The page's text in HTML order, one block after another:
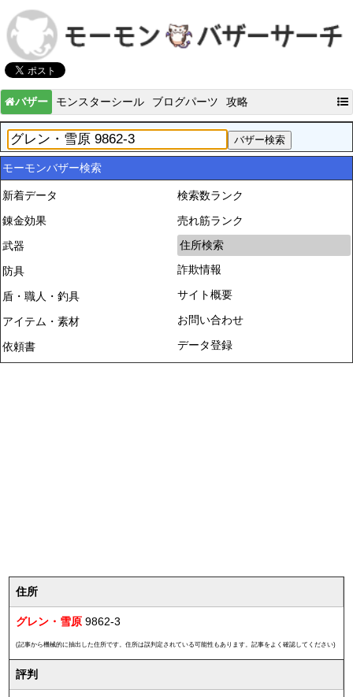
バザー モンスターシール ブログパーツ 攻略
モーモンバザー検索
新着データ
錬金効果
武器
防具
盾・職人・釣具
アイテム・素材
依頼書
検索数ランク
売れ筋ランク
住所検索
詐欺情報
サイト概要
お問い合わせ
データ登録
住所
グレン・雪原 9862-3
(記事から機械的に抽出した住所です。住所は誤判定されている可能性もあります。記事をよく確認してください)
評判